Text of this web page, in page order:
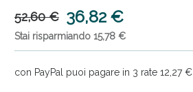
52,60 € 36,82 €
Stai risparmiando 15,78 €
con PayPal puoi pagare in 3 rate 12,27 €